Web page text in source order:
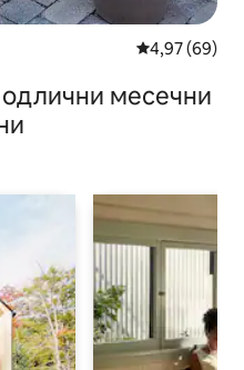
Просечна
4,97 (69)
месечни